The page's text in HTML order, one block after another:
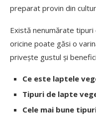
preparat provin din
Există nenumărate
oricine poate găsi o
privește gustul și
Ce este laptele
Tipuri de lapte
Cele mai bune